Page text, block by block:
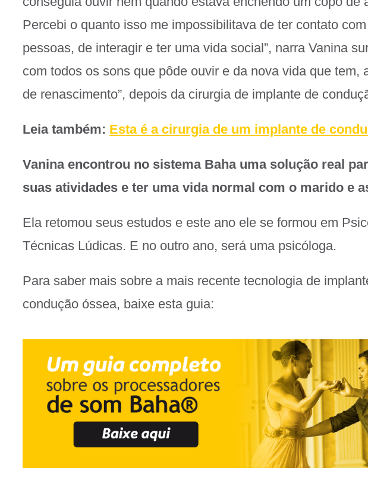
Percebi o quanto isso me impossibilitava de ter contato
pessoas, de interagir e ter uma vida social”, narra Vanina
com todos os sons que pôde ouvir e da nova vida que tem,
de renascimento”, depois da cirurgia de implante de
Leia também: Esta é a cirurgia de um implante de
Vanina encontrou no sistema Baha uma solução real
suas atividades e ter uma vida normal com o marido e
Ela retomou seus estudos e este ano ele se formou em
Técnicas Lúdicas. E no outro ano, será uma psicóloga.
Para saber mais sobre a mais recente tecnologia de
condução óssea, baixe esta guia: